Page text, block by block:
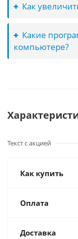
Как
Какие
компьютере?
Текст с акцией
Как купить
Оплата
Доставка